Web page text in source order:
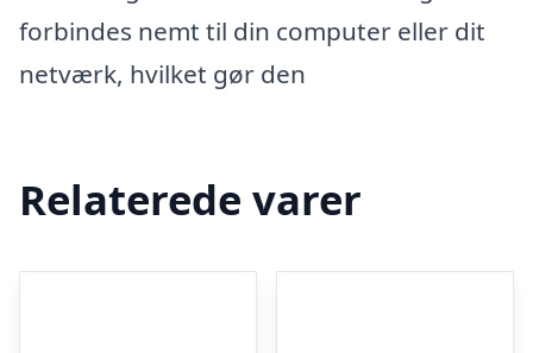
forbindes nemt til din computer eller dit
netværk, hvilket gør den
Relaterede varer